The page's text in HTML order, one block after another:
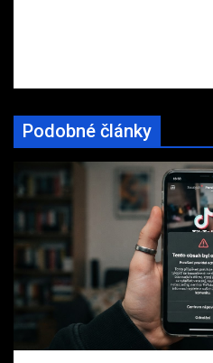
Podobné články